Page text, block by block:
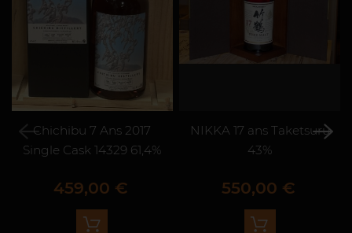
Chichibu 7 Ans 2017
Single Cask 14329 61,4%
Prix
459,00 €
NIKKA 17 ans Taketsuru
43%
Prix
550,00 €